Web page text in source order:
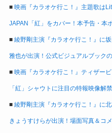
■ 映画『カラオケ行こ！』主題歌は
JAPAN「紅」をカバー！本予告・本
■ 綾野剛主演『カラオケ行こ！』に
雅也が出演！公式ビジュアルブック
■ 映画『カラオケ行こ！』ティザー
「紅」シャウトに注目の特報映像解禁
■ 綾野剛主演『カラオケ行こ！』に
きょうすけらが出演！場面写真＆コ